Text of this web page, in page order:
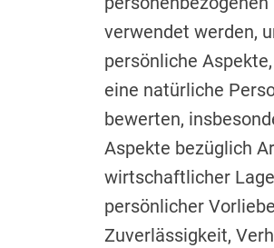
verwendet werden,
persönliche
eine natürliche
bewerten,
Aspekte bezüglich
wirtschaftlicher
persönlicher
Zuverlässigkeit,